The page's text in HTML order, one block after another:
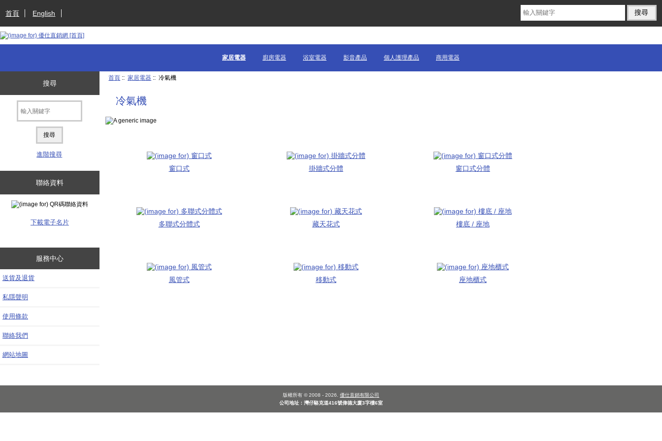
首頁 English
家居電器 廚房電器 浴室電器 影音產品 個人護理產品 商用電器
搜尋
進階搜尋
聯絡資料
下載電子名片
服務中心
送貨及退貨
私隱聲明
使用條款
聯絡我們
網站地圖
首頁 ::家居電器 :: 冷氣機
冷氣機
窗口式 掛牆式分體 窗口式分體
多聯式分體式 藏天花式 樓底 / 座地
風管式 移動式 座地櫃式
版權所有 © 2008 - 2026. 優仕直銷有限公司
公司地址：灣仔駱克道416號偉德大廈3字樓6室